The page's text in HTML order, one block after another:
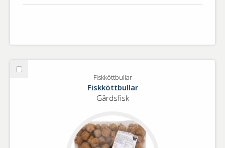
Välj
Fiskköttbullar
Fiskköttbullar
Gårdsfisk